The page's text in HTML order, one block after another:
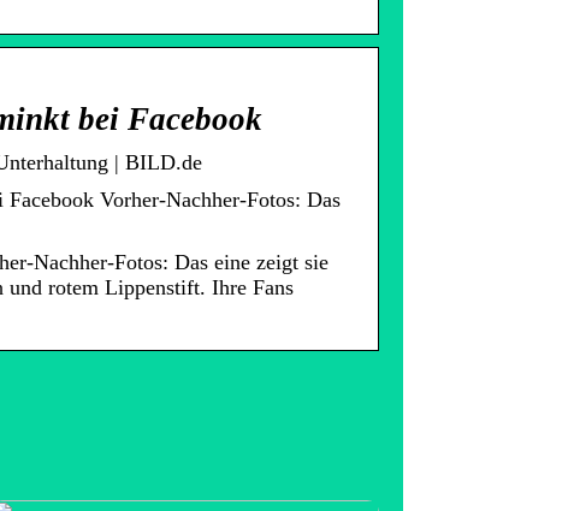
bei Facebook
| BILD.de
Vorher-Nachher-Fotos: Das
Nachher-Fotos: Das eine zeigt sie
und rotem Lippenstift. Ihre Fans